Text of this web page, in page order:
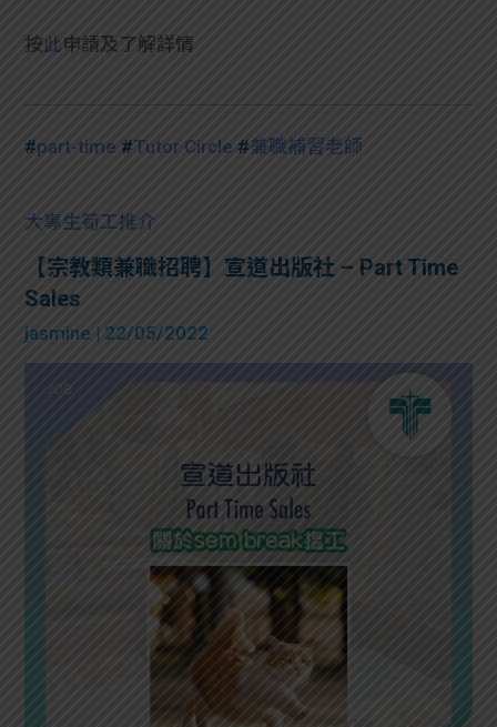
按此申請及了解詳情
#part-time #Tutor Circle #兼職補習老師
大專生筍工推介
【宗教類兼職招聘】宣道出版社 – Part Time
Sales
jasmine | 22/05/2022